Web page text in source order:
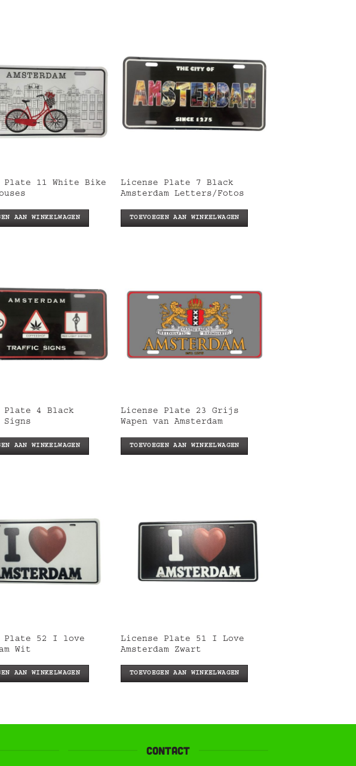
Plate 11 White Bike
AAN WINKELWAGEN
License Plate 7 Black
Amsterdam Letters/Fotos
TOEVOEGEN AAN WINKELWAGEN
Plate 4 Black
AAN WINKELWAGEN
License Plate 23 Grijs
Wapen van Amsterdam
TOEVOEGEN AAN WINKELWAGEN
Plate 52 I love
Wit
AAN WINKELWAGEN
License Plate 51 I Love
Amsterdam Zwart
TOEVOEGEN AAN WINKELWAGEN
contact